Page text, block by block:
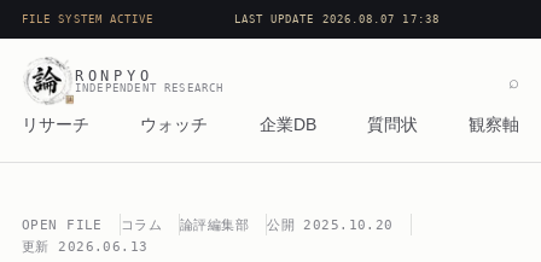
FILE SYSTEM ACTIVE LAST UPDATE 2026.08.07 17:38
RONPYO
INDEPENDENT RESEARCH
リサーチ ウォッチ 企業DB 質問状 観察軸
⌕
OPEN FILE コラム 論評編集部 公開 2025.10.20
更新 2026.06.13